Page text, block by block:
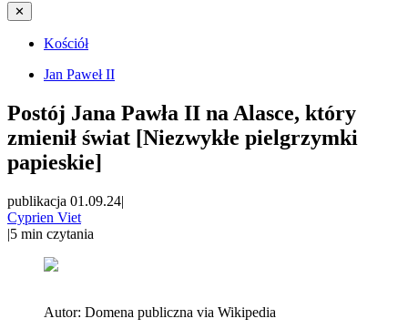
✕
Kościół
Jan Paweł II
Postój Jana Pawła II na Alasce, który
zmienił świat [Niezwykłe pielgrzymki
papieskie]
publikacja 01.09.24|
Cyprien Viet
|5 min czytania
Autor: Domena publiczna via Wikipedia